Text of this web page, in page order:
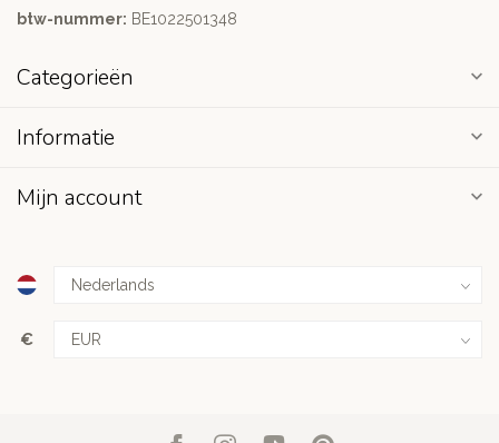
btw-nummer: BE1022501348
Categorieën
Informatie
Mijn account
€